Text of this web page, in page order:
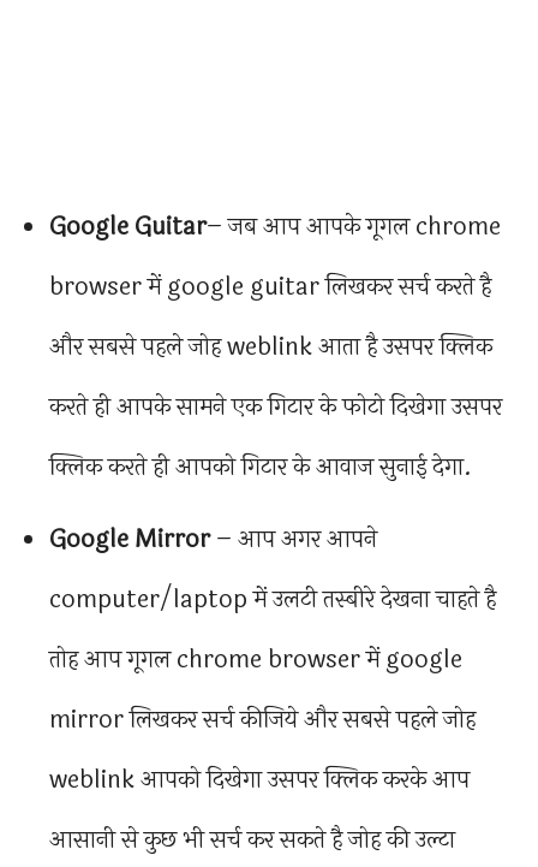
Google Guitar– जब आप आपके गूगल chrome
browser में google guitar लिखकर सर्च करते है
और सबसे पहले जोह weblink आता है उसपर क्लिक
करते ही आपके सामने एक गिटार के फोटो दिखेगा उसपर
क्लिक करते ही आपको गिटार के आवाज सुनाई देगा.
Google Mirror– आप अगर आपने
computer/laptop में उलटी तस्बीरे देखना चाहते है
तोह आप गूगल chrome browser में google
mirror लिखकर सर्च कीजिये और सबसे पहले जोह
weblink आपको दिखेगा उसपर क्लिक करके आप
आसानी से कुछ भी सर्च कर सकते है जोह की उल्टा